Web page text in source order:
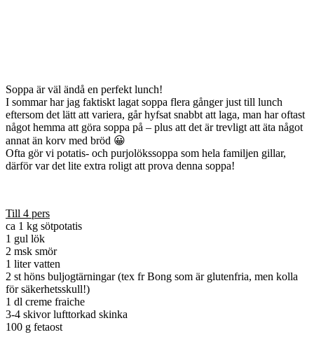
Soppa är väl ändå en perfekt lunch!
I sommar har jag faktiskt lagat soppa flera gånger just till lunch
eftersom det lätt att variera, går hyfsat snabbt att laga, man har oftast
något hemma att göra soppa på – plus att det är trevligt att äta något
annat än korv med bröd 😀
Ofta gör vi potatis- och purjolökssoppa som hela familjen gillar,
därför var det lite extra roligt att prova denna soppa!
Till 4 pers
ca 1 kg sötpotatis
1 gul lök
2 msk smör
1 liter vatten
2 st höns buljogtärningar (tex fr Bong som är glutenfria, men kolla
för säkerhetsskull!)
1 dl creme fraiche
3-4 skivor lufttorkad skinka
100 g fetaost